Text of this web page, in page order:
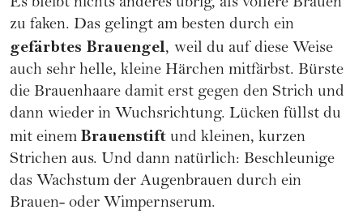
Es bleibt nichts anderes übrig, als vollere Brauen
zu faken. Das gelingt am besten durch ein
gefärbtes Brauengel, weil du auf diese Weise
auch sehr helle, kleine Härchen mitfärbst. Bürste
die Brauenhaare damit erst gegen den Strich und
dann wieder in Wuchsrichtung. Lücken füllst du
mit einem Brauenstift und kleinen, kurzen
Strichen aus. Und dann natürlich: Beschleunige
das Wachstum der Augenbrauen durch ein
Brauen- oder Wimpernserum.